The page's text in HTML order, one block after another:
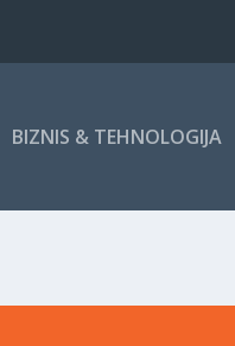
BIZNIS & TEHNOLOGIJA